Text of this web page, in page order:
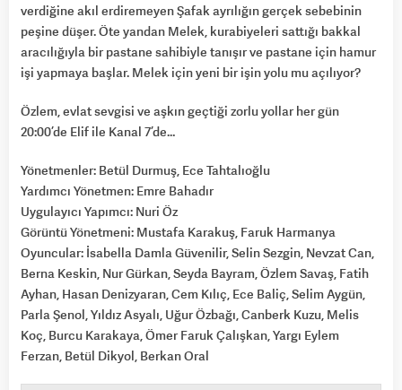
verdiğine akıl erdiremeyen Şafak ayrılığın gerçek sebebinin
peşine düşer. Öte yandan Melek, kurabiyeleri sattığı bakkal
aracılığıyla bir pastane sahibiyle tanışır ve pastane için hamur
işi yapmaya başlar. Melek için yeni bir işin yolu mu açılıyor?
Özlem, evlat sevgisi ve aşkın geçtiği zorlu yollar her gün
20:00’de Elif ile Kanal 7’de…
Yönetmenler: Betül Durmuş, Ece Tahtalıoğlu
Yardımcı Yönetmen: Emre Bahadır
Uygulayıcı Yapımcı: Nuri Öz
Görüntü Yönetmeni: Mustafa Karakuş, Faruk Harmanya
Oyuncular: İsabella Damla Güvenilir, Selin Sezgin, Nevzat Can,
Berna Keskin, Nur Gürkan, Seyda Bayram, Özlem Savaş, Fatih
Ayhan, Hasan Denizyaran, Cem Kılıç, Ece Baliç, Selim Aygün,
Parla Şenol, Yıldız Asyalı, Uğur Özbağı, Canberk Kuzu, Melis
Koç, Burcu Karakaya, Ömer Faruk Çalışkan, Yargı Eylem
Ferzan, Betül Dikyol, Berkan Oral